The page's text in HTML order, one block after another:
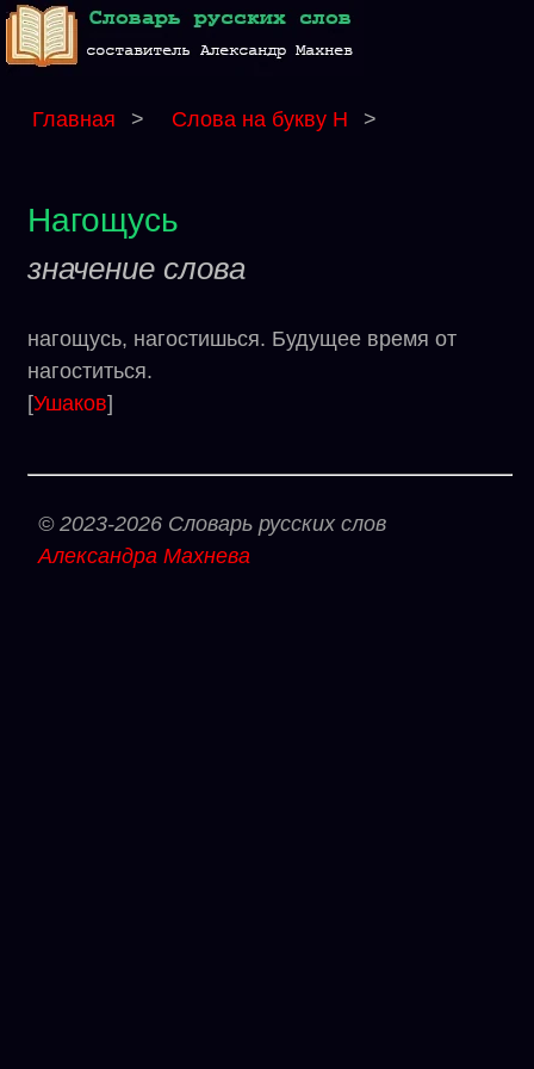
Главная > Слова на букву Н >
Нагощусь
значение слова
нагощусь, нагостишься. Будущее время от
нагоститься.
[Ушаков]
© 2023-2026 Словарь русских слов
Александра Махнева